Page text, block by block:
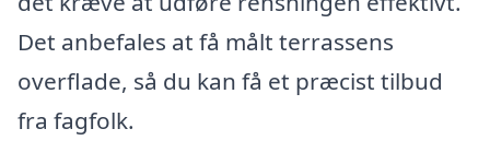
Det anbefales at få målt terrassens
overflade, så du kan få et præcist tilbud
fra fagfolk.